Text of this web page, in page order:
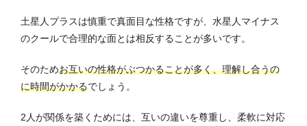
土星人プラスは慎重で真面目な性格ですが、水星人マイナス
のクールで合理的な面とは相反することが多いです。
そのためお互いの性格がぶつかることが多く、理解し合うの
に時間がかかるでしょう。
2人が関係を築くためには、互いの違いを尊重し、柔軟に対応